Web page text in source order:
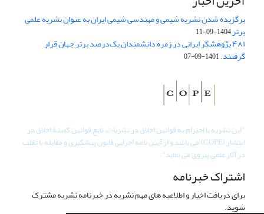
برگزیده شدن نشریه شیمی و مهندسی شیمی ایران به عنوان نشریه علمی
برتر1404-09-11
۴۸۱ پژوهشگر ایرانی در زمره دانشمندان یک‌درصد برتر جهان قرار
گرفتند.1401-09-07
"این نشریه با احترام به قوانین اخلاق در نشریات، تابع قوانین کمیتۀ اخلاق در
انتشار (COPE) می باشد و از آیین نامه اجرایی قانون پیشگیری و مقابله با تقلب
در آثار علمی پیروی می نماید".
اشتراک خبرنامه
برای دریافت اخبار و اطلاعیه های مهم نشریه در خبرنامه نشریه مشترک
شوید.